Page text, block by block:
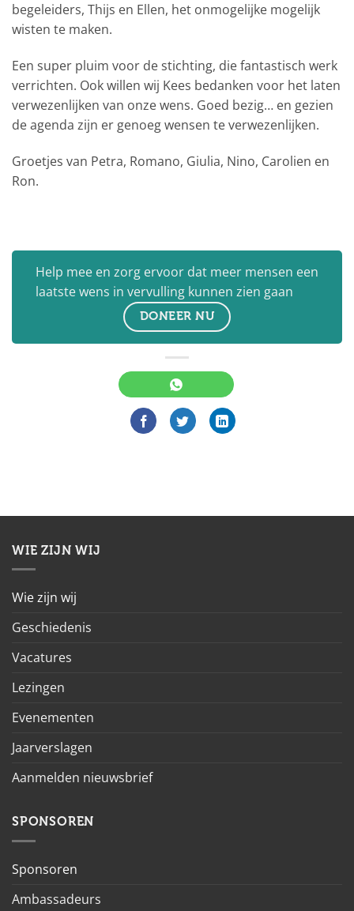
begeleiders, Thijs en Ellen, het onmogelijke mogelijk
wisten te maken.
Een super pluim voor de stichting, die fantastisch werk
verrichten. Ook willen wij Kees bedanken voor het laten
verwezenlijken van onze wens. Goed bezig… en gezien
de agenda zijn er genoeg wensen te verwezenlijken.
Groetjes van Petra, Romano, Giulia, Nino, Carolien en
Ron.
Help mee en zorg ervoor dat meer mensen een
laatste wens in vervulling kunnen zien gaan
DONEER NU
WIE ZIJN WIJ
Wie zijn wij
Geschiedenis
Vacatures
Lezingen
Evenementen
Jaarverslagen
Aanmelden nieuwsbrief
SPONSOREN
Sponsoren
Ambassadeurs